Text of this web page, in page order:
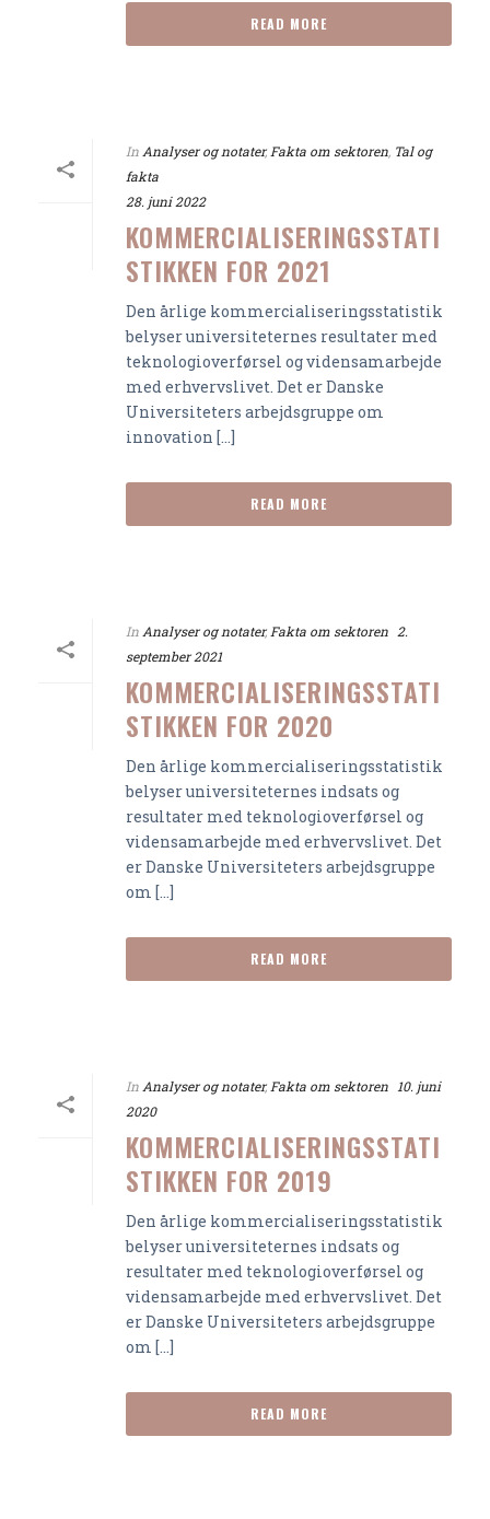
READ MORE
In Analyser og notater, Fakta om sektoren, Tal og
fakta
28. juni 2022
KOMMERCIALISERINGSSTATI
STIKKEN FOR 2021
Den årlige kommercialiseringsstatistik
belyser universiteternes resultater med
teknologioverførsel og vidensamarbejde
med erhvervslivet. Det er Danske
Universiteters arbejdsgruppe om
innovation [...]
READ MORE
In Analyser og notater, Fakta om sektoren 2.
september 2021
KOMMERCIALISERINGSSTATI
STIKKEN FOR 2020
Den årlige kommercialiseringsstatistik
belyser universiteternes indsats og
resultater med teknologioverførsel og
vidensamarbejde med erhvervslivet. Det
er Danske Universiteters arbejdsgruppe
om [...]
READ MORE
In Analyser og notater, Fakta om sektoren
10. juni
2020
KOMMERCIALISERINGSSTATI
STIKKEN FOR 2019
Den årlige kommercialiseringsstatistik
belyser universiteternes indsats og
resultater med teknologioverførsel og
vidensamarbejde med erhvervslivet. Det
er Danske Universiteters arbejdsgruppe
om [...]
READ MORE